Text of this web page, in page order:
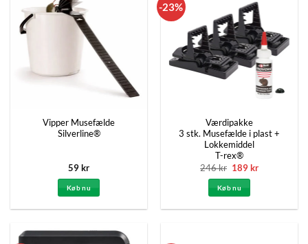
Vipper Musefælde
Silverline®
59kr
Køb nu
-23%
Værdipakke
3 stk. Musefælde i plast +
Lokkemiddel
T-rex®
246kr Den
oprindelige
pris
var:
246 kr.
189krDen
Køb nu